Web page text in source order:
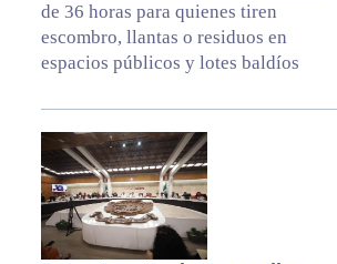
de 36 horas para quienes tiren
escombro, llantas o residuos en
espacios públicos y lotes baldíos